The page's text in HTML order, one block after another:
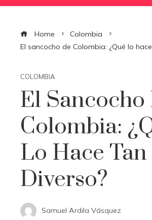
Home
Colombia
El sancocho de Colombia: ¿Qué lo
COLOMBIA
El Sancocho
Colombia:
Lo Hace Tan
Diverso?
Samuel Ardila Vásquez